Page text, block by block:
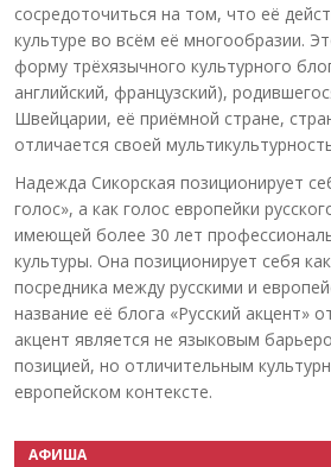
сосредоточиться на том, что её
культуре во всём её многообразии.
форму трёхязычного культурного
английский, французский),
Швейцарии, её приёмной стране,
отличается своей
Надежда Сикорская позиционирует
голос», а как голос европейки
имеющей более 30 лет
культуры. Она позиционирует себя
посредника между русскими и
название её блога «Русский акцент»
акцент является не языковым
позицией, но отличительным
европейском контексте.
АФИША